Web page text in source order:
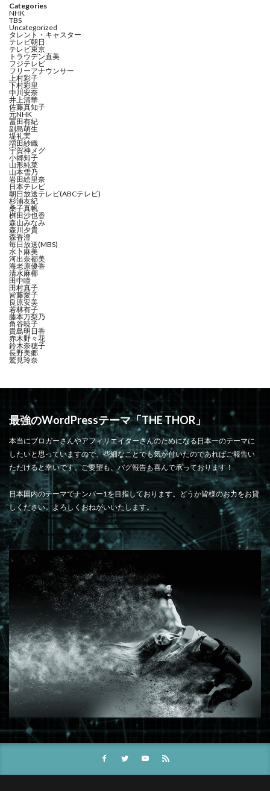
Categories
NHK
TBS
Uncategorized
タレント・キャスター
テレビ朝日
テレビ東京
トラウデン直美
フジテレビ
フリーアナウンサー
上村彩子
下村彩里
中川安奈
井上清華
佐藤真知子
元NHK
冨田有紀
副島萌生
堤礼実
増田紗織
宇賀神メグ
小郷知子
山形純菜
山本雪乃
岩田絵里奈
日本テレビ
朝日放送テレビ(ABCテレビ)
杉浦友紀
桑子真帆
桝田沙也香
森山みなみ
森川夕貴
森香澄
毎日放送(MBS)
水卜麻美
河出奈都美
海老原優香
清水麻椰
田中瞳
田村真子
皆藤愛子
良原安美
若林有子
藤本万梨乃
角谷暁子
貴島明日香
赤木野々花
鈴木奈穂子
長野美郷
鷲見玲奈
最強のWordPressテーマ「THE THOR」
本当にブロガーさんやアフィリエイターさんのためになる日本一のテーマに
したいと思っていますので、些細なことでも気が付いたのであればご報告い
ただけると幸いです。ご要望も、バグ報告も喜んで承っております！
日本国内のテーマでナンバー1を目指しております。どうか皆様のお力をお貸
しください。よろしくおねがいいたします。